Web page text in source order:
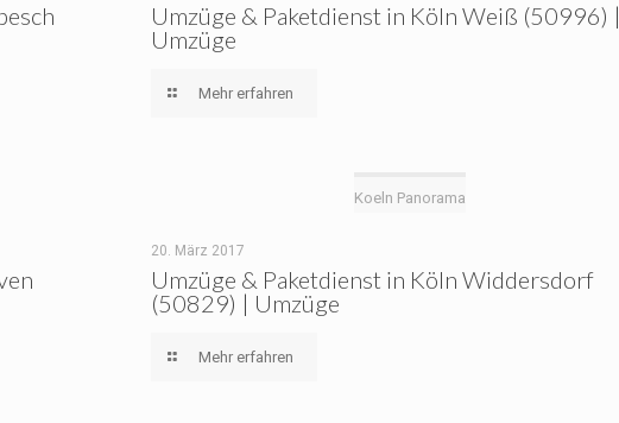
Umzüge & Paketdienst in Köln Weiß (50996) |
Umzüge
Mehr erfahren
Koeln Panorama
20. März 2017
Umzüge & Paketdienst in Köln Widdersdorf
(50829) | Umzüge
Mehr erfahren